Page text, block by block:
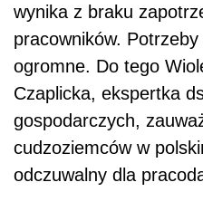
wynika z braku
pracowników.
ogromne. Do tego
Czaplicka, ekspertka
gospodarczych,
cudzoziemców w
odczuwalny dla